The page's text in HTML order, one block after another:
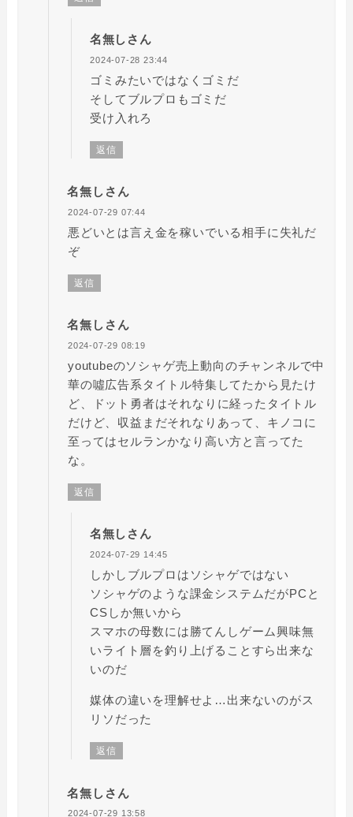
名無しさん
2024-07-28 23:44
ゴミみたいではなくゴミだ
そしてブルプロもゴミだ
受け入れろ
返信
名無しさん
2024-07-29 07:44
悪どいとは言え金を稼いでいる相手に失礼だ
ぞ
返信
名無しさん
2024-07-29 08:19
youtubeのソシャゲ売上動向のチャンネルで中
華の噓広告系タイトル特集してたから見たけ
ど、ドット勇者はそれなりに経ったタイトル
だけど、収益まだそれなりあって、キノコに
至ってはセルランかなり高い方と言ってた
な。
返信
名無しさん
2024-07-29 14:45
しかしブルプロはソシャゲではない
ソシャゲのような課金システムだがPCと
CSしか無いから
スマホの母数には勝てんしゲーム興味無
いライト層を釣り上げることすら出来な
いのだ
媒体の違いを理解せよ…出来ないのがス
リソだった
返信
名無しさん
2024-07-29 13:58